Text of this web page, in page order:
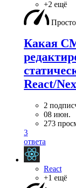
+2 ещё
Какая
React/
2
08 июн.
273
3
ответа
React
+1 ещё